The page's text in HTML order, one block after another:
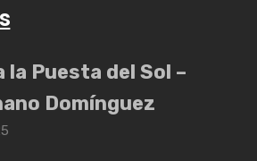
Puesta del Sol –
Domínguez